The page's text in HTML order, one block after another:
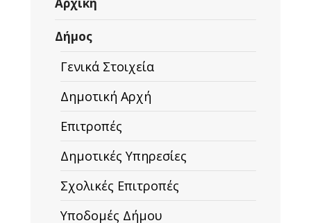
Δήμος
Γενικά Στοιχεία
Δημοτική Αρχή
Επιτροπές
Δημοτικές Υπηρεσίες
Σχολικές Επιτροπές
Υποδομές Δήμου